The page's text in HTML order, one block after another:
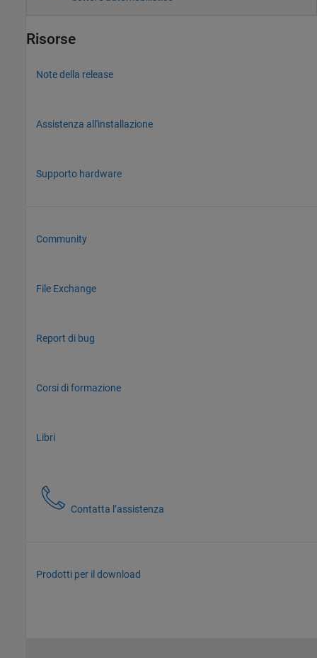
Risorse
Note della release
Assistenza all'installazione
Supporto hardware
Community
File Exchange
Report di bug
Corsi di formazione
Libri
Contatta l’assistenza
Prodotti per il download